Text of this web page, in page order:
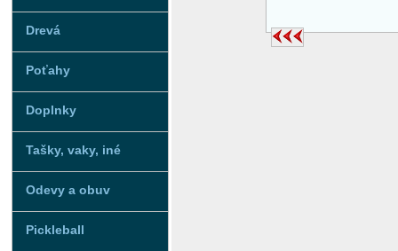
Drevá
Poťahy
Doplnky
Tašky, vaky, iné
Odevy a obuv
Pickleball